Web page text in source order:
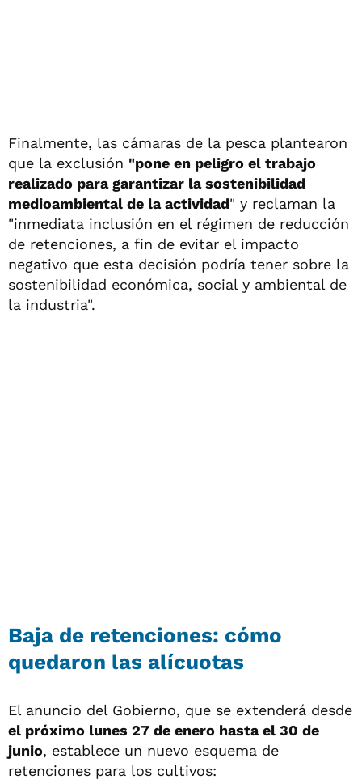
Finalmente, las cámaras de la pesca plantearon
que la exclusión "pone en peligro el trabajo
realizado para garantizar la sostenibilidad
medioambiental de la actividad" y reclaman la
"inmediata inclusión en el régimen de reducción
de retenciones, a fin de evitar el impacto
negativo que esta decisión podría tener sobre la
sostenibilidad económica, social y ambiental de
la industria".
Baja de retenciones: cómo
quedaron las alícuotas
El anuncio del Gobierno, que se extenderá desde
el próximo lunes 27 de enero hasta el 30 de
junio, establece un nuevo esquema de
retenciones para los cultivos: